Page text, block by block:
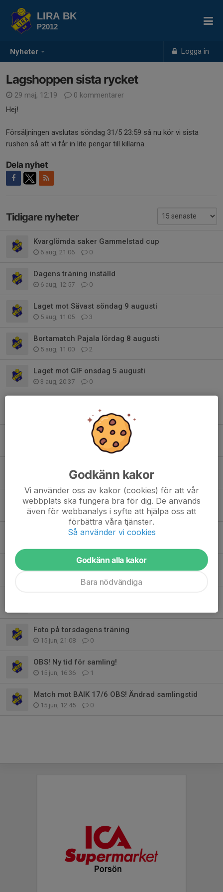
Nyheter Logga in
LIRA BK
P2012
Lagshoppen sista rycket
29 maj, 12:19
0 kommentarer
Hej!
Försäljningen avslutas söndag 31/5 23:59 så nu kör vi sista
rushen så att vi får in lite pengar till killarna.
Dela nyhet
Tidigare nyheter
Kvarglömda saker Gammelstad cup
6 aug, 21:06 0
Dagens träning inställd
6 aug, 12:57 0
Laget mot Sävast söndag 9 augusti
5 aug, 11:05 3
Bortamatch Pajala lördag 8 augusti
5 aug, 11:00 2
Laget mot GIF onsdag 5 augusti
3 aug, 20:37 0
Info Gammelstad Cup
Varor från Lagshoppen finns att hämtas!
29 jun, 12:48 0
Info PSG
23 jun, 16:03 0
Genomgång förberedelser PSG
Laget mot BAIK 24/6
Foto på torsdagens träning
15 jun, 21:08 0
OBS! Ny tid för samling!
15 jun, 16:36 1
Match mot BAIK 17/6 OBS! Ändrad samlingstid
15 jun, 12:45 0
Godkänn kakor
Vi använder oss av kakor (cookies) för att vår
webbplats ska fungera bra för dig. De används
även för webbanalys i syfte att hjälpa oss att
förbättra våra tjänster.
Så använder vi cookies
Godkänn alla kakor
Bara nödvändiga